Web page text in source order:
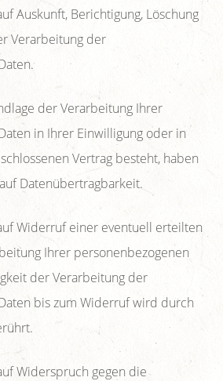
Auskunft, Berichtigung, Löschung
Verarbeitung der
der Verarbeitung Ihrer
in Ihrer Einwilligung oder in
Vertrag besteht, haben
Datenübertragbarkeit.
Widerruf einer eventuell erteilten
Ihrer personenbezogenen
der Verarbeitung der
bis zum Widerruf wird durch
Widerspruch gegen die